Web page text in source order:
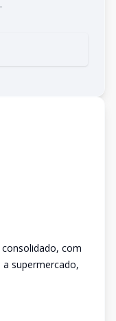
com
supermercado,